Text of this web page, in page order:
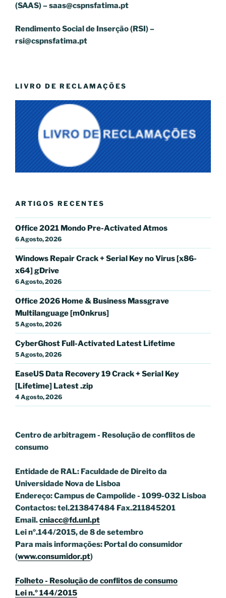
(SAAS) –saas@cspnsfatima.pt
Rendimento Social de Inserção (RSI) –
rsi@cspnsfatima.pt
LIVRO DE RECLAMAÇÕES
ARTIGOS RECENTES
Office 2021 Mondo Pre-Activated Atmos
6 Agosto, 2026
Windows Repair Crack + Serial Key no Virus [x86-
x64] gDrive
6 Agosto, 2026
Office 2026 Home & Business Massgrave
Multilanguage [m0nkrus]
5 Agosto, 2026
CyberGhost Full-Activated Latest Lifetime
5 Agosto, 2026
EaseUS Data Recovery 19 Crack + Serial Key
[Lifetime] Latest .zip
4 Agosto, 2026
Centro de arbitragem - Resolução de conflitosde
consumo
Entidade de RAL: Faculdade de Direito da
Universidade Nova de Lisboa
Endereço: Campus de Campolide - 1099-032 Lisboa
Contactos: tel.213847484 Fax.211845201
Email.cniacc@fd.unl.pt
Lei nº.144/2015, de 8 de setembro
Para mais informações: Portal do consumidor
(www.consumidor.pt)
Folheto - Resolução de conflitos de consumo
Lei n.º 144/2015